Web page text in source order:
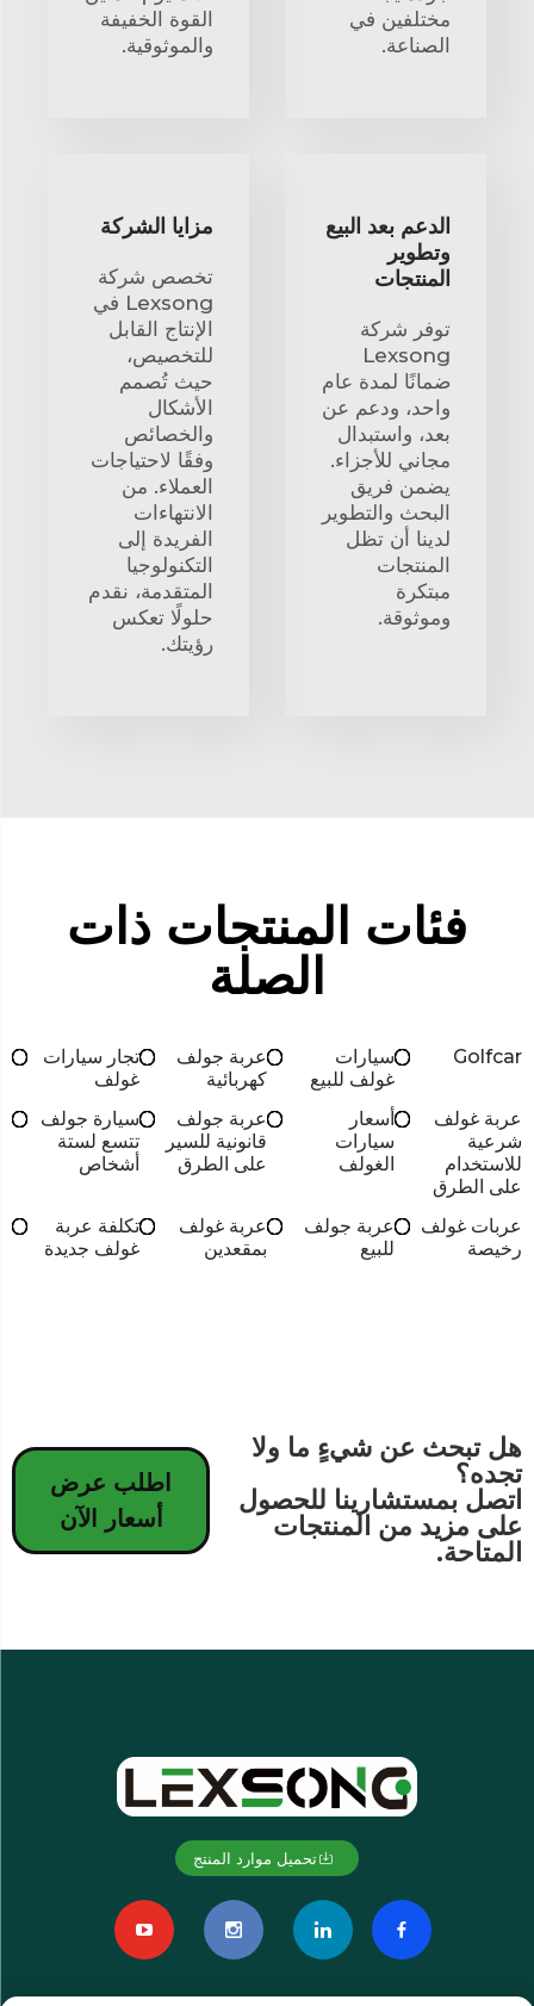
مختلفين في
الصناعة.
القوة الخفيفة
والموثوقية.
الدعم بعد البيع
وتطوير
المنتجات
توفر شركة
Lexsong
ضمانًا لمدة عام
واحد، ودعم عن
بعد، واستبدال
مجاني للأجزاء.
يضمن فريق
البحث والتطوير
لدينا أن تظل
المنتجات
مبتكرة
وموثوقة.
مزايا الشركة
تخصص شركة
Lexsong في
الإنتاج القابل
للتخصيص،
حيث تُصمم
الأشكال
والخصائص
وفقًا لاحتياجات
العملاء. من
الانتهاءات
الفريدة إلى
التكنولوجيا
المتقدمة، نقدم
حلولًا تعكس
رؤيتك.
فئات المنتجات ذات
الصلة
Golfcar
سيارات
غولف للبيع
عربة جولف
كهربائية
تجار سيارات
غولف
عربة غولف
شرعية
للاستخدام
على الطرق
أسعار
سيارات
الغولف
عربة جولف
قانونية للسير
على الطرق
سيارة جولف
تتسع لستة
أشخاص
عربات غولف
رخيصة
عربة جولف
للبيع
عربة غولف
بمقعدين
تكلفة عربة
غولف جديدة
هل تبحث عن شيءٍ ما ولا
تجده؟
اتصل بمستشارينا للحصول
على مزيد من المنتجات
المتاحة.
اطلب عرض
أسعار الآن
تحميل موارد المنتج